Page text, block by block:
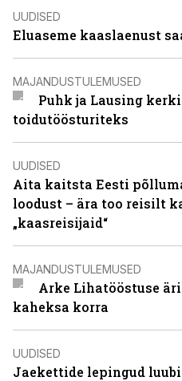
UUDISED
Eluaseme kaaslaenust
MAJANDUSTULEMUSED
Puhk ja Lausing
toidutöösturiteks
UUDISED
Aita kaitsta Eesti
loodust – ära too reisilt
„kaasreisijaid“
MAJANDUSTULEMUSED
Arke Lihatööstuse
kaheksa korra
UUDISED
Jaekettide lepingud